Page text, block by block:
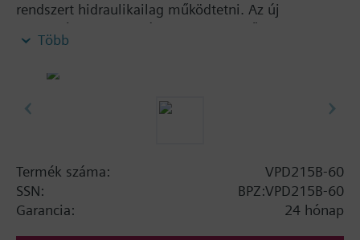
rendszert hidraulikailag működtetni. Az új
technológiai megoldásnak köszönhetően, 2
funkciót képes egyszerre ellátni. A
tökéletes hidraulikai szabályozást biztosít.
optimális kialakítású fűtési rendszer kialakítását
teszi lehetővé, és megoldja a rendszeren belüli
nyomásingadozások problémáját. További
Több
Termék száma:
VPD215B-60
SSN:
BPZ:VPD215B-60
Garancia:
24 hónap